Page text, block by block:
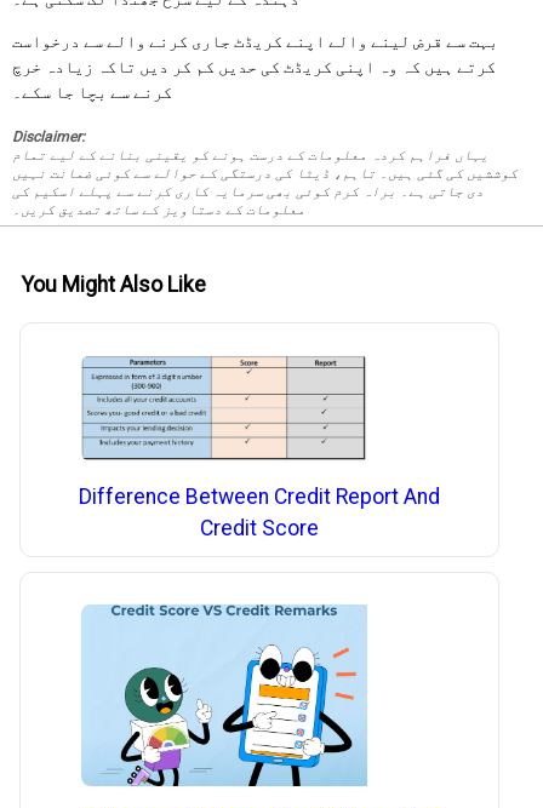
بہت سے قرض لینے والے اپنے کریڈٹ جاری کرنے والے سے درخواست
کرتے ہیں کہ وہ اپنی کریڈٹ کی حدیں کم کر دیں تاکہ زیادہ خرچ
کرنے سے بچا جا سکے۔
Disclaimer:
یہاں فراہم کردہ معلومات کے درست ہونے کو یقینی بنانے کے لیے تمام
کوششیں کی گئی ہیں۔ تاہم، ڈیٹا کی درستگی کے حوالے سے کوئی ضمانت نہیں
دی جاتی ہے۔ براہ کرم کوئی بھی سرمایہ کاری کرنے سے پہلے اسکیم کی
معلومات کے دستاویز کے ساتھ تصدیق کریں۔
You Might Also Like
Difference Between Credit Report And
Credit Score